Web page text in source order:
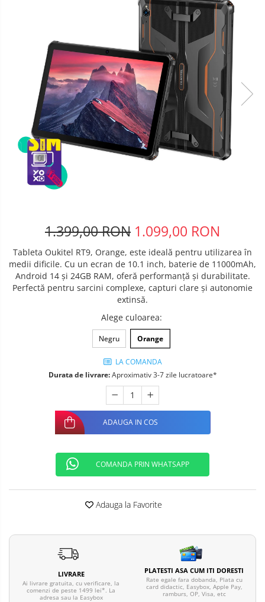
Telefoane mobile Cubot
Telefoane mobile Blackview
Telefoane mobile OSCAL
Telefoane mobile Fossibot
Telefoane mobile Lagenio
Telefoane mobile Samsung
Telefoane mobile iSEN
Telefoane mobile F150
Telefoane mobile HUAWEI
Telefoane mobile iHunt
Telefoane mobile AGM
Telefoane mobile Realme
Telefoane mobile ZTE Nubia
Telefoane mobile ALTE BRANDURI
1.399,00 RON 1.099,00 RON
Tableta Oukitel RT9, Orange, este ideală pentru utilizarea în
medii dificile. Cu un ecran de 10.1 inch, baterie de 11000mAh,
Android 14 și 24GB RAM, oferă performanță și durabilitate.
Perfectă pentru sarcini complexe, capturi clare și autonomie
extinsă.
Alege culoarea:
Negru Orange
LA COMANDA
Durata de livrare:Aproximativ 3-7 zile lucratoare*
ADAUGA IN COS
COMANDA PRIN WHATSAPP
Adauga la Favorite
LIVRARE
Ai livrare gratuita, cu verificare, la
comenzi de peste 1499 lei*. La
adresa sau la Easybox
PLATESTI ASA CUM ITI DORESTI
Rate egale fara dobanda, Plata cu
card didactic, Easybox, Apple Pay,
ramburs, OP, Visa, etc